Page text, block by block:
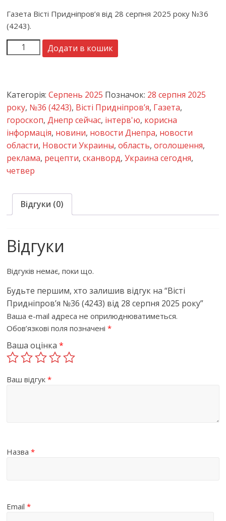
Газета Вісті Придніпров’я від 28 серпня 2025 року №36
(4243).
Додати в кошик
Категорія:Серпень 2025 Позначок: 28 серпня 2025
року, №36 (4243), Вісті Придніпров’я, Газета,
гороскоп,Днепр сейчас, інтерв'ю, корисна
інформація, новини, новости Днепра, новости
области, Новости Украины,область,оголошення,
реклама, рецепти,сканворд,Украина сегодня,
четвер
Відгуки (0)
Відгуки
Відгуків немає, поки що.
Будьте першим, хто залишив відгук на “Вісті
Придніпров’я №36 (4243) від 28 серпня 2025 року”
Ваша e-mail адреса не оприлюднюватиметься.
Обов’язкові поля позначені*
Ваша оцінка*
Ваш відгук*
Назва*
Email*